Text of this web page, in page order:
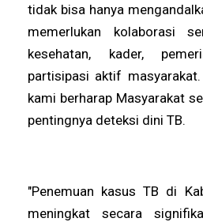
tidak bisa hanya
memerlukan kolaborasi
kesehatan, kader,
partisipasi aktif
kami berharap Masyarakat
pentingnya deteksi dini TB.
"Penemuan kasus TB di
meningkat secara